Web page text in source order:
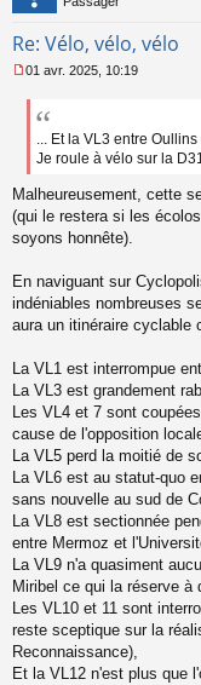
l
Re: Vélo, vélo, vélo
e
g
e
n
n
u
01 avr. 2025, 10:19
... Et la VL3 entre
Je roule à vélo sur la
Malheureusement, cette
(qui le restera si les
soyons honnête).
En naviguant sur
indéniables nombreuses
aura un itinéraire cyclable
La VL1 est interrompue
La VL3 est grandement
Les VL4 et 7 sont
cause de l'opposition
La VL5 perd la moitié de
La VL6 est au statut-quo
sans nouvelle au sud de
La VL8 est sectionnée
entre Mermoz et
La VL9 n'a quasiment
Miribel ce qui la réserve à
Les VL10 et 11 sont
reste sceptique sur la
Reconnaissance),
Et la VL12 n'est plus que